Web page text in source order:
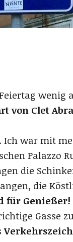
wenig
von Clet
war mit
Palazzo
die
die
für Genießer!
Gasse